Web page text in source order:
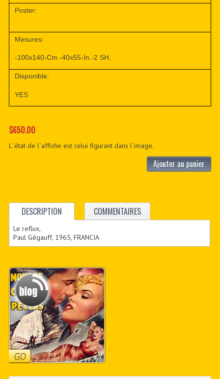
Poster:
Mesures:
-100x140-Cm.-40x55-In.-2 SH.
Disponible:
YES
$650.00
L´état de l´affiche est celui figurant dans l´image.
Ajouter au panier
DESCRIPTION COMMENTAIRES
Le reflux,
Paul Gégauff, 1965, FRANCIA